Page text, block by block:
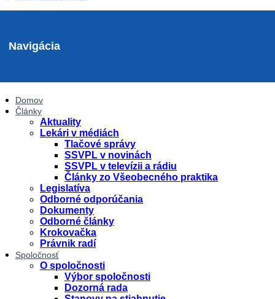
Navigácia
Domov
Články
Aktuality
Lekári v médiách
Tlačové správy
SSVPL v novinách
SSVPL v televízii a rádiu
Články zo Všeobecného praktika
Legislatíva
Odborné odporúčania
Dokumenty
Odborné články
Krokovačka
Právnik radí
Spoločnosť
O spoločnosti
Výbor spoločnosti
Dozorná rada